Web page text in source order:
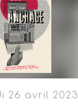
26 avril 2023